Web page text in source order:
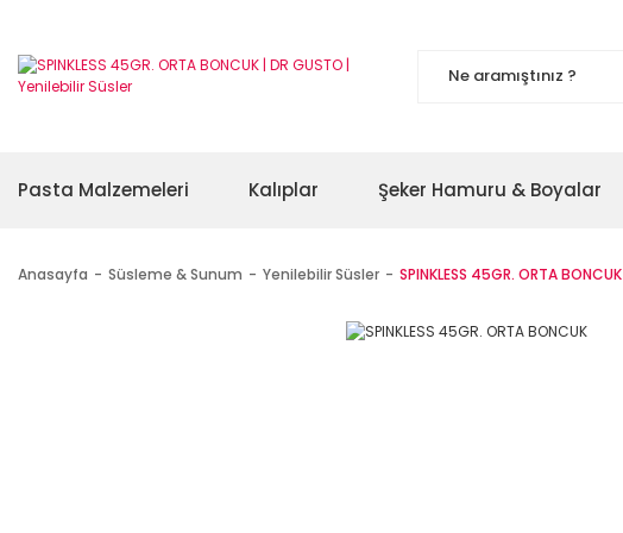
Pasta Malzemeleri Kalıplar Şeker Hamuru & Boyalar
Anasayfa Süsleme & Sunum Yenilebilir Süsler SPINKLESS 45GR. ORTA BONCUK